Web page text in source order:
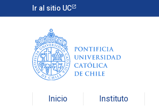
Ir al sitio UC
Inicio Instituto